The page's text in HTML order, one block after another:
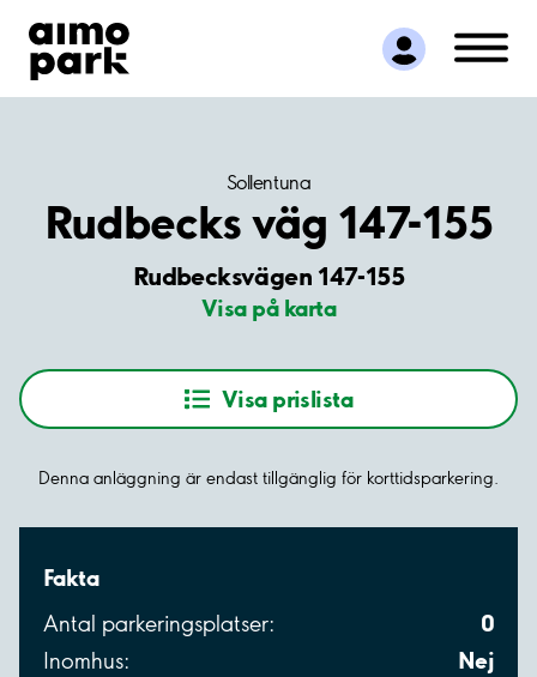
Hitta parkering
Samarbete
Kundservice
Sollentuna
Rudbecks väg 147-155
Rudbecksvägen 147-155
Visa på karta
Visa prislista
Denna anläggning är endast tillgänglig för korttidsparkering.
Fakta
Antal parkeringsplatser: 0
Inomhus: Nej